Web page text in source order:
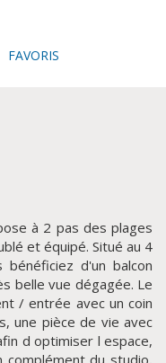
FAVORIS
à 2 pas des plages
et équipé. Situé au 4
d'un balcon
belle vue dégagée. Le
/ entrée avec un coin
une pièce de vie avec
d optimiser l espace,
complément du studio,